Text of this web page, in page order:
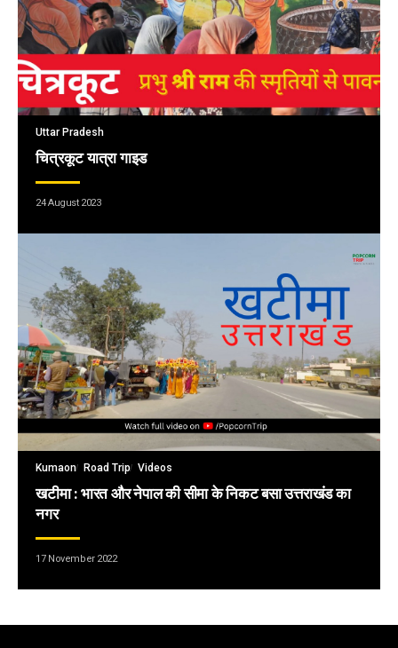
Uttar Pradesh
चित्रकूट यात्रा गाइड
24 August 2023
Kumaon Road Trip Videos
खटीमा : भारत और नेपाल की सीमा के निकट बसा उत्तराखंड का
नगर
17 November 2022